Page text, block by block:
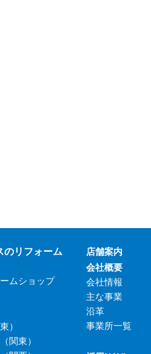
のリフォーム
ムショップ
）
関東）
店舗案内
会社概要
会社情報
主な事業
沿革
事業所一覧